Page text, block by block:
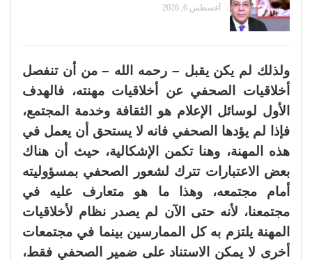
أغسطس 6, 2026
ولذلك لم يكن يقبل – رحمه الله – من أن تنفصل
أخلاقيات الصحفي عن أخلاقيات مهنته، فالهدف
الأول لوسائل الإعلام هو الثقافة وخدمة المجتمع،
فإذا لم يؤدها الصحفي فانه لا يستحق أن يعمل في
هذه المهنة، وهنا تكمن الإشكالية، حيث أن هناك
بعض الاعتبارات تترك لشعور الصحفي بمسؤوليته
أمام مجتمعه، وهذا ما هو متعارف عليه في
مجتمعنا، لأنه حتى الآن لم يصدر نظام لأخلاقيات
المهنة يلتزم به كل الممارسين بينما في مجتمعات
أخرى لا يمكن الاستناد على ضمير الصحفي فقط،